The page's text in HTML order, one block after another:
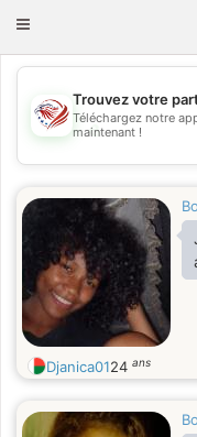
Toggle
💖
Trouvez votre
Téléchargez notre
maintenant !
Djanica0124 ans